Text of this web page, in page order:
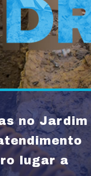
no Jardim
lugar a